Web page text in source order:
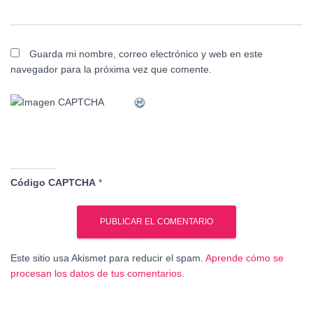
Guarda mi nombre, correo electrónico y web en este
navegador para la próxima vez que comente.
Código CAPTCHA *
Este sitio usa Akismet para reducir el spam. Aprende cómo se
procesan los datos de tus comentarios.